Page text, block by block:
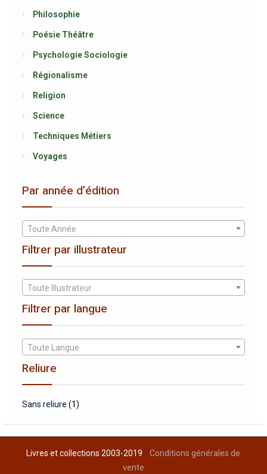
Philosophie
Poésie Théâtre
Psychologie Sociologie
Régionalisme
Religion
Science
Techniques Métiers
Voyages
Par année d’édition
Toute Année
Filtrer par illustrateur
Toute Illustrateur
Filtrer par langue
Toute Langue
Reliure
Sans reliure (1)
Livres et collections 2003-2019Conditions générales de
vente